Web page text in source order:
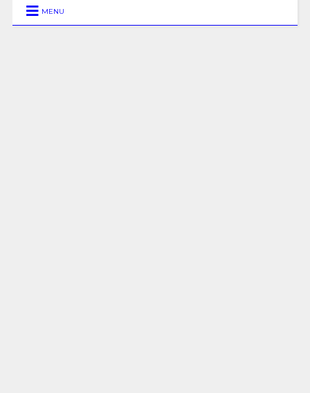
MENU